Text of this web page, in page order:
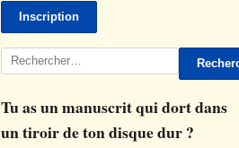
Rechercher :
Tu as un manuscrit qui dort dans
un tiroir de ton disque dur ?